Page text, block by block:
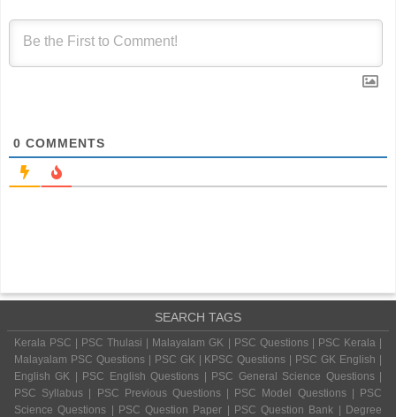
0 COMMENTS
SEARCH TAGS
Kerala PSC | PSC Thulasi | Malayalam GK | PSC Questions | PSC Kerala |
Malayalam PSC Questions | PSC GK | KPSC Questions | PSC GK English |
English GK | PSC English Questions | PSC General Science Questions |
PSC Syllabus | PSC Previous Questions | PSC Model Questions | PSC
Science Questions | PSC Question Paper | PSC Question Bank | Degree